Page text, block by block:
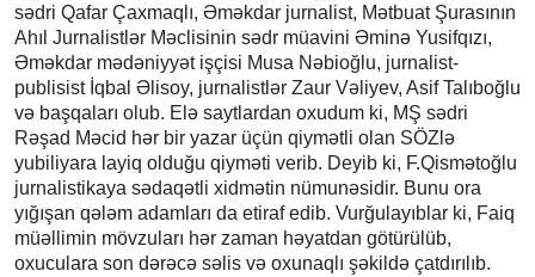
sədri Qafar Çaxmaqlı, Əməkdar jurnalist, Mətbuat Şurasının
Ahıl Jurnalistlər Məclisinin sədr müavini Əminə Yusifqızı,
Əməkdar mədəniyyət işçisi Musa Nəbioğlu, jurnalist-
publisist İqbal Əlisoy, jurnalistlər Zaur Vəliyev, Asif Talıboğlu
və başqaları olub. Elə saytlardan oxudum ki, MŞ sədri
Rəşad Məcid hər bir yazar üçün qiymətli olan SÖZlə
yubiliyara layiq olduğu qiyməti verib. Deyib ki, F.Qismətoğlu
jurnalistikaya sədaqətli xidmətin nümunəsidir. Bunu ora
yığışan qələm adamları da etiraf edib. Vurğulayıblar ki, Faiq
müəllimin mövzuları hər zaman həyatdan götürülüb,
oxuculara son dərəcə səlis və oxunaqlı şəkildə çatdırılıb.